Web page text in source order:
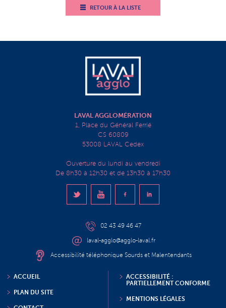
RETOUR À LA LISTE
LAVAL AGGLOMÉRATION
1, Place du Général Ferrié
CS 60809
53008 LAVAL Cedex
Ouverture du lundi au vendredi
De 8h30 à 12h30 et de 13h30 à 17h30
02 43 49 46 47
laval-agglo@agglo-laval.fr
Accessibilité téléphonique Sourds et Malentendants
ACCUEIL
PLAN DU SITE
ACCESSIBILITÉ :
PARTIELLEMENT CONFORME
MENTIONS LÉGALES